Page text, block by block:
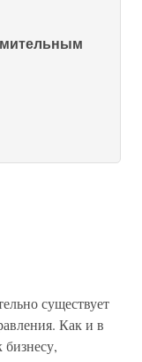
существует
Как и в